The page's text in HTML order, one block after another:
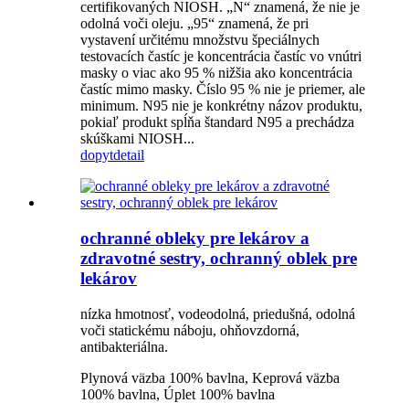
certifikovaných NIOSH. „N“ znamená, že nie je
odolná voči oleju. „95“ znamená, že pri
vystavení určitému množstvu špeciálnych
testovacích častíc je koncentrácia častíc vo vnútri
masky o viac ako 95 % nižšia ako koncentrácia
častíc mimo masky. Číslo 95 % nie je priemer, ale
minimum. N95 nie je konkrétny názov produktu,
pokiaľ produkt spĺňa štandard N95 a prechádza
skúškami NIOSH...
dopytdetail
ochranné obleky pre lekárov a
zdravotné sestry, ochranný oblek pre
lekárov
nízka hmotnosť, vodeodolná, priedušná, odolná
voči statickému náboju, ohňovzdorná,
antibakteriálna.
Plynová väzba 100% bavlna, Keprová väzba
100% bavlna, Úplet 100% bavlna